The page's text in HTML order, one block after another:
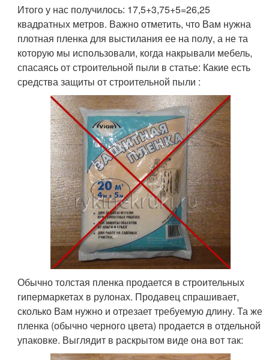
Итого у нас получилось: 17,5+3,75+5=26,25
квадратных метров. Важно отметить, что Вам нужна
плотная пленка для выстилания ее на полу, а не та
которую мы использовали, когда накрывали мебель,
спасаясь от строительной пыли в статье: Какие есть
средства защиты от строительной пыли :
Обычно толстая пленка продается в строительных
гипермаркетах в рулонах. Продавец спрашивает,
сколько Вам нужно и отрезает требуемую длину. Та же
пленка (обычно черного цвета) продается в отдельной
упаковке. Выглядит в раскрытом виде она вот так: